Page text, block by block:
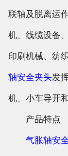
联轴及脱离运
机、线缆设备
印刷机械、纺
轴安全夹头发
机、小车导开
产品特点
气胀轴安